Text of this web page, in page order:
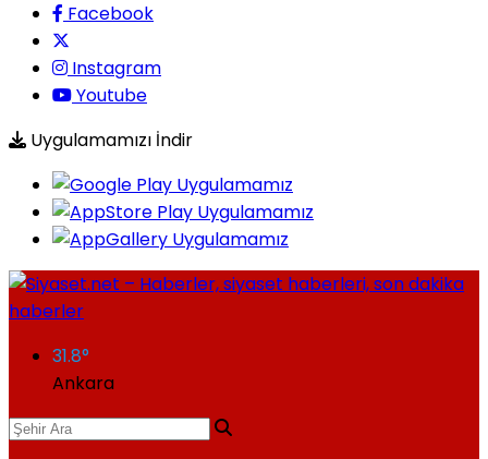
Facebook
Instagram
Youtube
Uygulamamızı İndir
31.8°
Ankara